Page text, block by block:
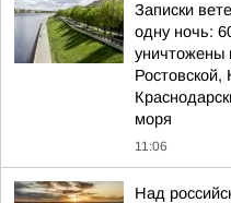
Записки
одну ночь:
уничтожены
Ростовской,
моря
11:06
Над